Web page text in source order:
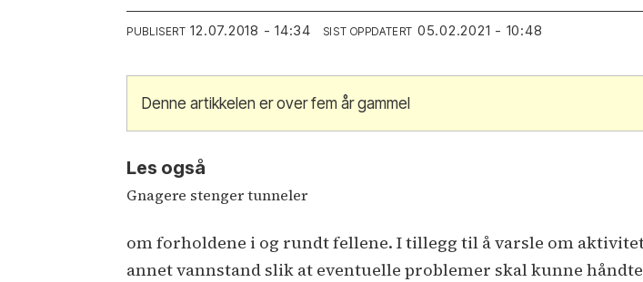
PUBLISERT 12.07.2018 - 14:34 SIST OPPDATERT 05.02.2021 - 10:48
Denne artikkelen er over fem år gammel
Les også
Gnagere stenger tunneler
om forholdene i og rundt fellene. I tillegg til å varsle om
annet vannstand slik at eventuelle problemer skal kunne